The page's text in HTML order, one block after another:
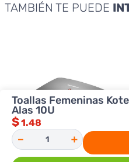
TAMBIÉN TE PUEDE
Toallas Femeninas
Alas 10U
$1.48
＋
－